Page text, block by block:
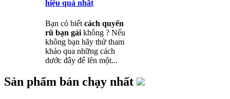
hiệu quả nhất
Bạn có biết cách quyến
rũ bạn gái không ? Nếu
không bạn hãy thử tham
khảo qua những cách
dước đây để lên một...
Sản phẩm bán chạy nhất